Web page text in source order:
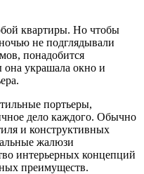
квартиры. Но чтобы
не подглядывали
понадобится
она украшала окно и
портьеры,
дело каждого. Обычно
и конструктивных
жалюзи
интерьерных концепций
преимуществ.